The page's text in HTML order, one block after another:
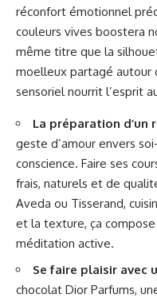
réconfort émotionnel
couleurs vives boostera
même titre que la
moelleux partagé autour
sensoriel nourrit l’esprit
La préparation d’un
geste d’amour envers
conscience. Faire ses
frais, naturels et de
Aveda ou Tisserand,
et la texture, ça
méditation active.
Se faire plaisir avec
chocolat Dior Parfums,